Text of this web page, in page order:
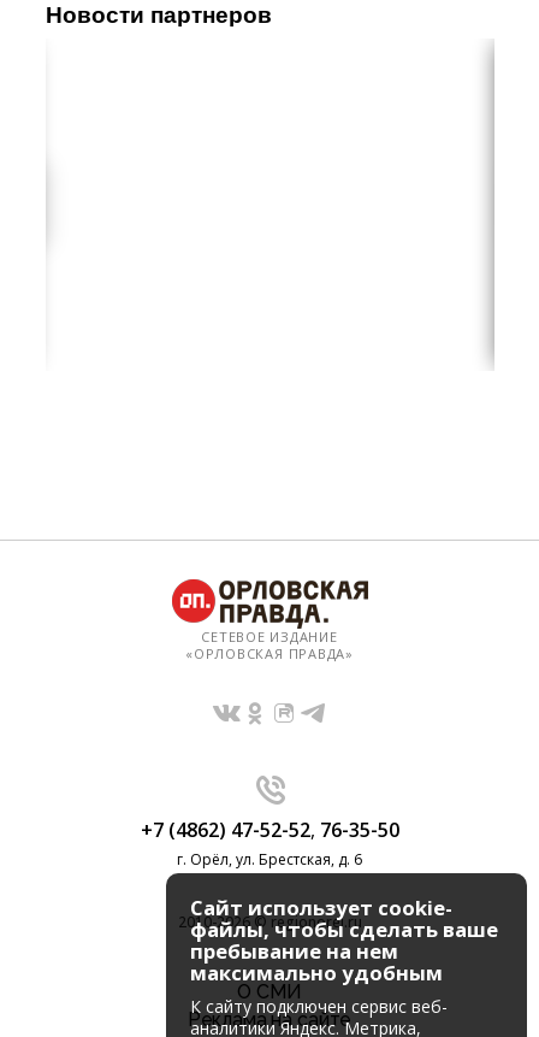
Новости партнеров
СЕТЕВОЕ ИЗДАНИЕ
«ОРЛОВСКАЯ ПРАВДА»
+7 (4862) 47-52-52, 76-35-50
г. Орёл, ул. Брестская, д. 6
2010-2026 © regionorel.ru
О СМИ
Реклама на сайте
Сайт использует cookie-
файлы, чтобы сделать ваше
пребывание на нем
максимально удобным
К cайту подключен сервис веб-
аналитики Яндекс. Метрика,